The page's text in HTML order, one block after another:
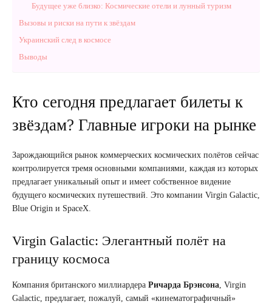
Будущее уже близко: Космические отели и лунный туризм
Вызовы и риски на пути к звёздам
Украинский след в космосе
Выводы
Кто сегодня предлагает билеты к
звёздам? Главные игроки на рынке
Зарождающийся рынок коммерческих космических полётов сейчас
контролируется тремя основными компаниями, каждая из которых
предлагает уникальный опыт и имеет собственное видение
будущего космических путешествий. Это компании Virgin Galactic,
Blue Origin и SpaceX.
Virgin Galactic: Элегантный полёт на
границу космоса
Компания британского миллиардера Ричарда Брэнсона , Virgin
Galactic, предлагает, пожалуй, самый «кинематографичный»